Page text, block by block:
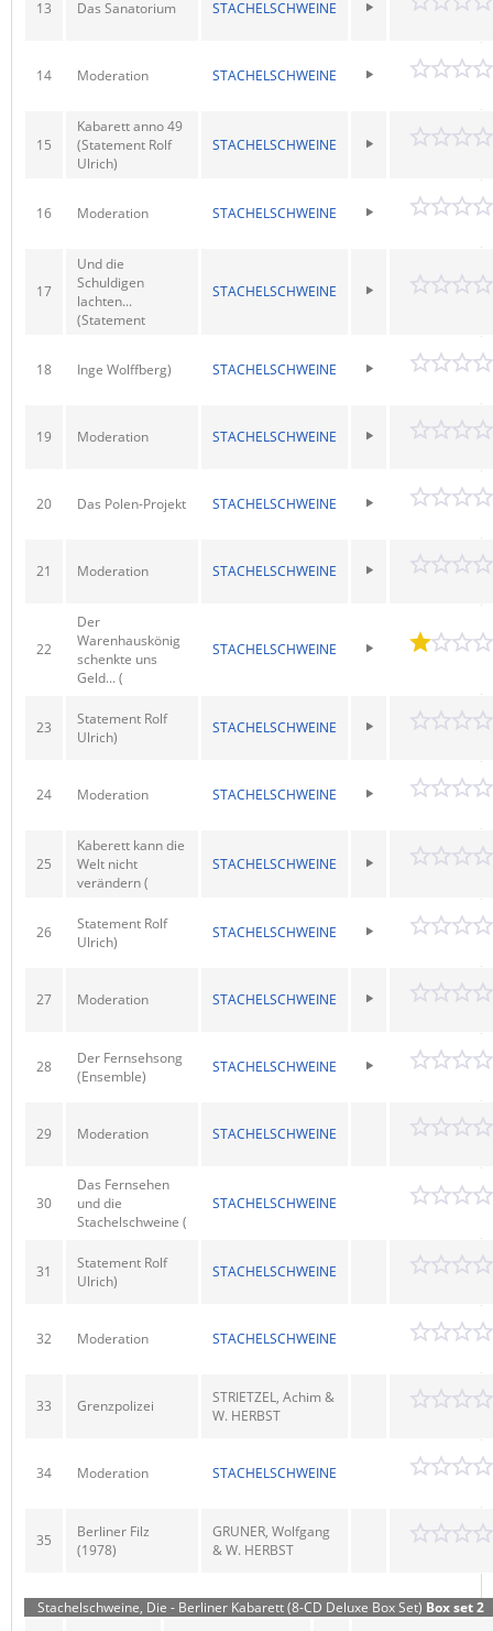
13 Das Sanatorium STACHELSCHWEINE
14 Moderation STACHELSCHWEINE
15
Kabarett anno 49
(Statement Rolf
Ulrich)
STACHELSCHWEINE
16 Moderation STACHELSCHWEINE
17
Und die
Schuldigen
lachten...
(Statement
STACHELSCHWEINE
18 Inge Wolffberg) STACHELSCHWEINE
19 Moderation STACHELSCHWEINE
20 Das Polen-Projekt STACHELSCHWEINE
21 Moderation STACHELSCHWEINE
22
Der
Warenhauskönig
schenkte uns
Geld... (
STACHELSCHWEINE
23
Statement Rolf
Ulrich)
STACHELSCHWEINE
24 Moderation STACHELSCHWEINE
25
Kaberett kann die
Welt nicht
verändern (
STACHELSCHWEINE
26
Statement Rolf
Ulrich)
STACHELSCHWEINE
27 Moderation STACHELSCHWEINE
28
Der Fernsehsong
(Ensemble)
STACHELSCHWEINE
29 Moderation STACHELSCHWEINE
30
Das Fernsehen
und die
Stachelschweine (
STACHELSCHWEINE
31
Statement Rolf
Ulrich)
STACHELSCHWEINE
32 Moderation STACHELSCHWEINE
33 Grenzpolizei
STRIETZEL, Achim &
W. HERBST
34 Moderation STACHELSCHWEINE
35
Berliner Filz
(1978)
GRUNER, Wolfgang
& W. HERBST
Stachelschweine, Die - Berliner Kabarett (8-CD Deluxe Box Set) Box set 2